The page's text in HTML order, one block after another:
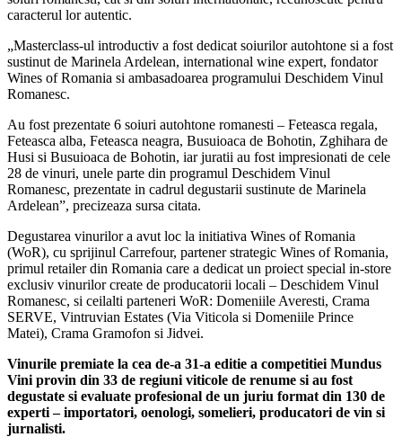
caracterul lor autentic.
„Masterclass-ul introductiv a fost dedicat soiurilor autohtone si a fost
sustinut de Marinela Ardelean, international wine expert, fondator
Wines of Romania si ambasadoarea programului Deschidem Vinul
Romanesc.
Au fost prezentate 6 soiuri autohtone romanesti – Feteasca regala,
Feteasca alba, Feteasca neagra, Busuioaca de Bohotin, Zghihara de
Husi si Busuioaca de Bohotin, iar juratii au fost impresionati de cele
28 de vinuri, unele parte din programul Deschidem Vinul
Romanesc, prezentate in cadrul degustarii sustinute de Marinela
Ardelean”, precizeaza sursa citata.
Degustarea vinurilor a avut loc la initiativa Wines of Romania
(WoR), cu sprijinul Carrefour, partener strategic Wines of Romania,
primul retailer din Romania care a dedicat un proiect special in-store
exclusiv vinurilor create de producatorii locali – Deschidem Vinul
Romanesc, si ceilalti parteneri WoR: Domeniile Averesti, Crama
SERVE, Vintruvian Estates (Via Viticola si Domeniile Prince
Matei), Crama Gramofon si Jidvei.
Vinurile premiate la cea de-a 31-a editie a competitiei Mundus
Vini provin din 33 de regiuni viticole de renume si au fost
degustate si evaluate profesional de un juriu format din 130 de
experti – importatori, oenologi, somelieri, producatori de vin si
jurnalisti.